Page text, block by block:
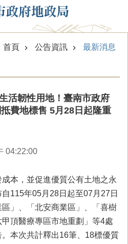
首頁 公告資訊 最新消息
活韌性用地！臺南市政府
費地標售 5月28日起隆重
04:22:00
本，並促進優質公有土地之永
115年05月28日起至07月27日
」、「北安商業區」、「喜樹
頂醫療專區市地重劃」等4處
本次共計釋出16筆、18標優質